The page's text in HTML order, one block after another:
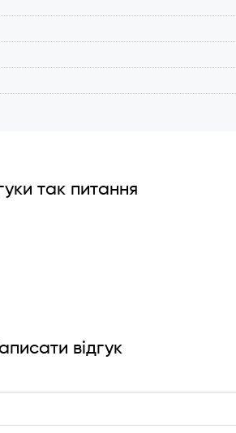
так питання
відгук